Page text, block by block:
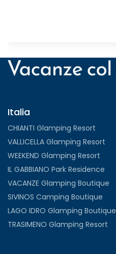
Italia
CHIANTI Glamping Resort
VALLICELLA Glamping Resort
WEEKEND Glamping Resort
IL GABBIANO Park Residence
VACANZE Glamping Boutique
SIVINOS Camping Boutique
LAGO IDRO Glamping Boutique
TRASIMENO Glamping Resort